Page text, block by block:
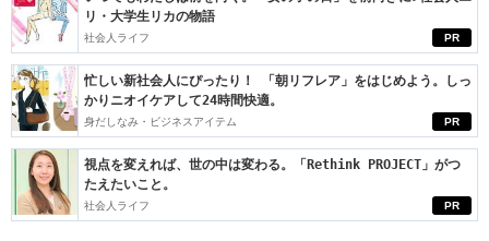
PR
リ・大学生リカの物語
社会人ライフ
PR
忙しい新社会人にぴったり！ 「朝リフレア」をはじめよう。しっ
かりニオイケアして24時間快適。
身だしなみ・ビジネスアイテム
PR
視点を変えれば、世の中は変わる。「Rethink PROJECT」がつ
たえたいこと。
社会人ライフ